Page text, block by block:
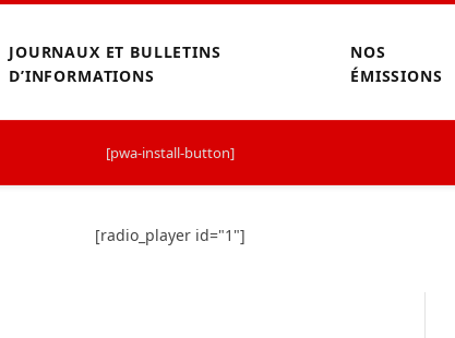
JOURNAUX ET BULLETINS
D’INFORMATIONS
NOS
ÉMISSIONS
[pwa-install-button]
[radio_player id="1"]